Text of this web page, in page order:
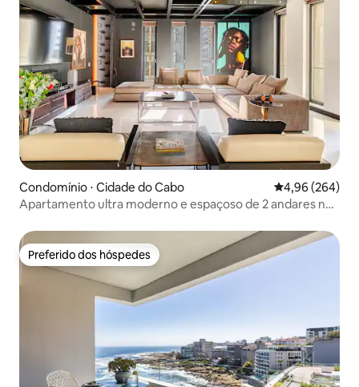
Condomínio ⋅ Cidade do Cabo 4,96 de uma
4,96 (264)
Apartamento ultra moderno e espaçoso de 2 andares no
Preferido dos hóspedes
Preferido dos hóspedes